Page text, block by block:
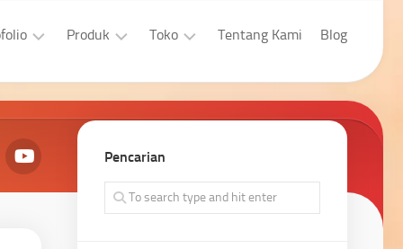
Produk
Properti
Aplikasi
Penjualan
Toko Tentang Kami Blog
Pencarian